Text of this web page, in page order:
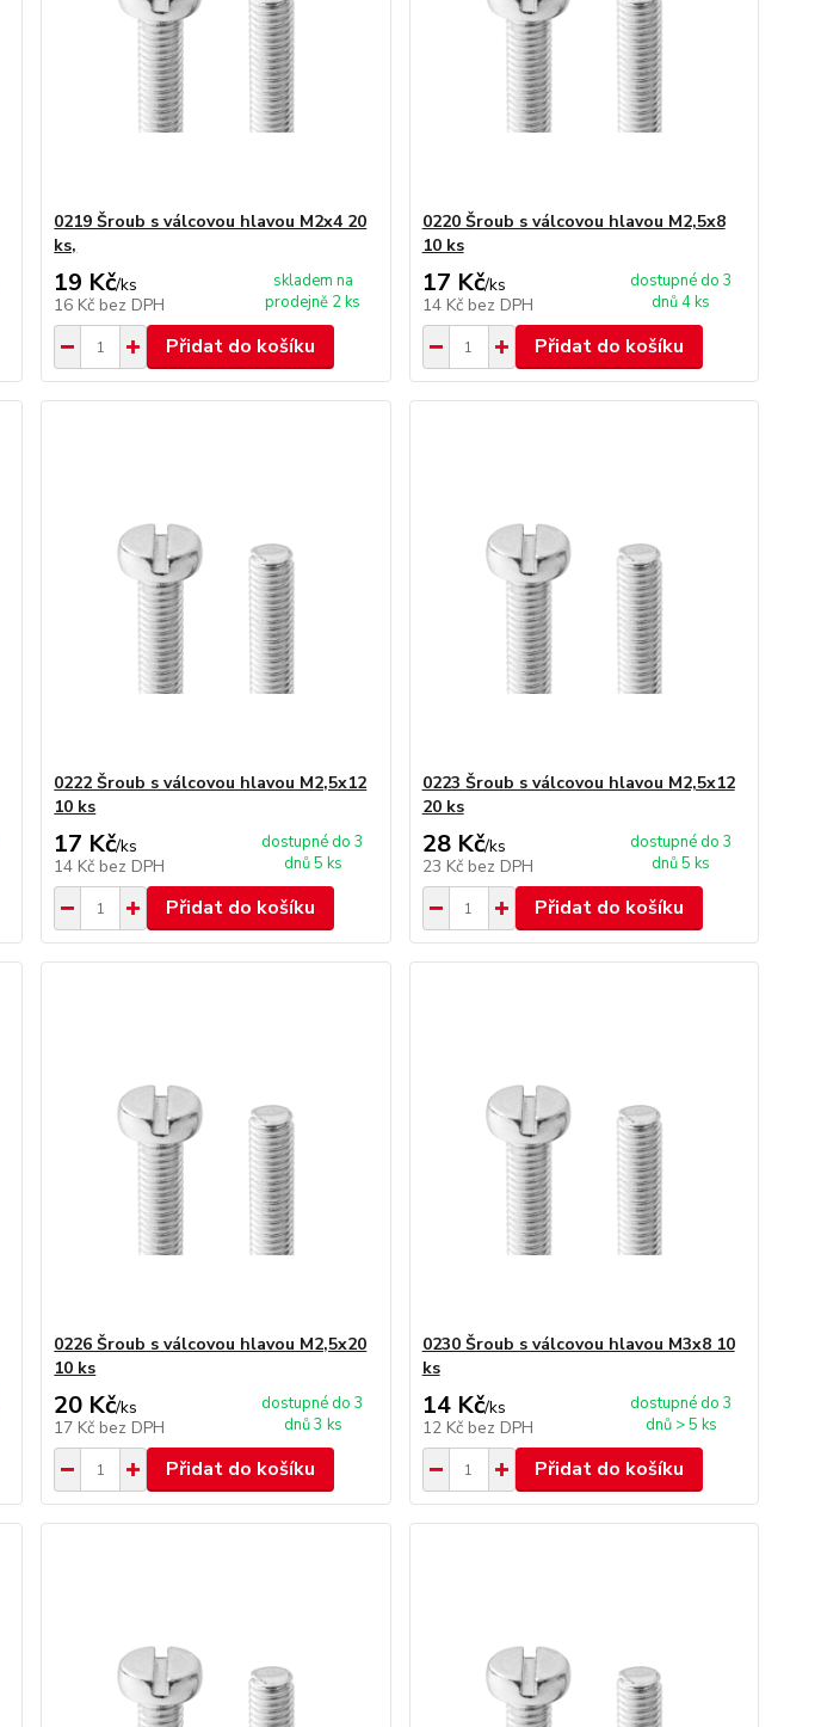
0219 Šroub s válcovou hlavou M2x4 20
ks,
19 Kč/ks
16 Kč bez DPH
skladem na
prodejně 2 ks
Přidat do košíku
0220 Šroub s válcovou hlavou M2,5x8
10 ks
17 Kč/ks
14 Kč bez DPH
dostupné do 3
dnů 4 ks
Přidat do košíku
0222 Šroub s válcovou hlavou M2,5x12
10 ks
17 Kč/ks
14 Kč bez DPH
dostupné do 3
dnů 5 ks
Přidat do košíku
0223 Šroub s válcovou hlavou M2,5x12
20 ks
28 Kč/ks
23 Kč bez DPH
dostupné do 3
dnů 5 ks
Přidat do košíku
0226 Šroub s válcovou hlavou M2,5x20
10 ks
20 Kč/ks
17 Kč bez DPH
dostupné do 3
dnů 3 ks
Přidat do košíku
0230 Šroub s válcovou hlavou M3x8 10
ks
14 Kč/ks
12 Kč bez DPH
dostupné do 3
dnů > 5 ks
Přidat do košíku